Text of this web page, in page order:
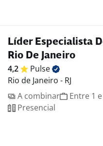
Líder Especialista
Rio De Janeiro
4,2
Pulse
Rio de Janeiro - RJ
A combinar
Entre 1
Presencial